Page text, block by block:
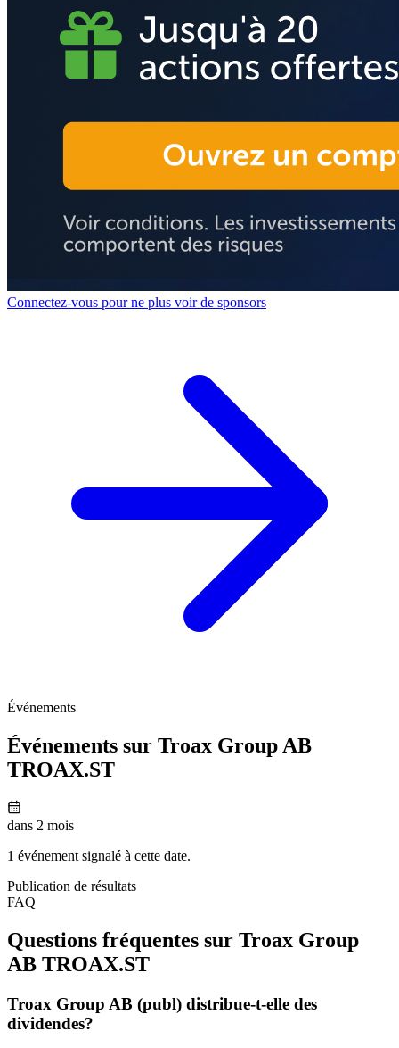
Connectez-vous pour ne plus voir de sponsors
Événements
Événements sur Troax Group AB
TROAX.ST
dans 2 mois
1 événement signalé à cette date.
Publication de résultats
FAQ
Questions fréquentes sur Troax Group
AB TROAX.ST
Troax Group AB (publ) distribue-t-elle des
dividendes?